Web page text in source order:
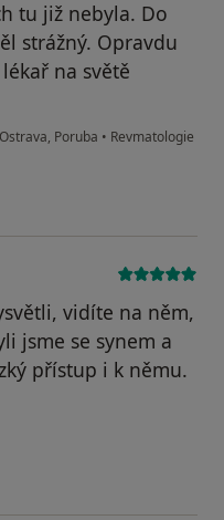
tu již nebyla. Do
strážný. Opravdu
na světě
Poruba • Revmatologie
vidíte na něm,
jsme se synem a
přístup i k němu.
Váš účet byl odstraněn